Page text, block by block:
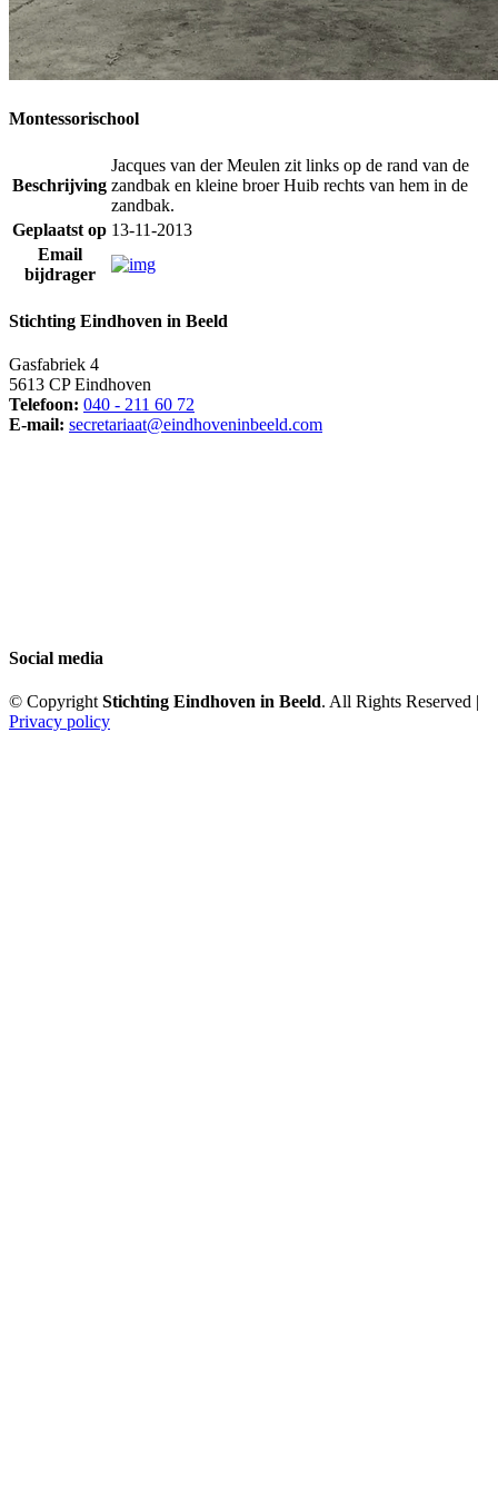
Montessorischool
Beschrijving
Jacques van der Meulen zit links op de rand van de
zandbak en kleine broer Huib rechts van hem in de
zandbak.
Geplaatst op 13-11-2013
Email
bijdrager
Stichting Eindhoven in Beeld
Gasfabriek 4
5613 CP Eindhoven
Telefoon: 040 - 211 60 72
E-mail: secretariaat@eindhoveninbeeld.com
Social media
© Copyright Stichting Eindhoven in Beeld. All Rights Reserved |
Privacy policy